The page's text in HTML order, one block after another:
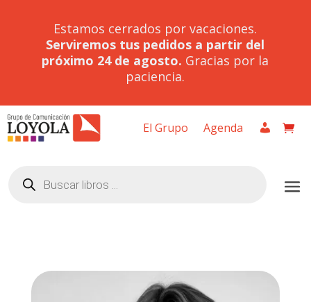
Estamos cerrados por vacaciones.
Serviremos tus pedidos a partir del
próximo 24 de agosto. Gracias por la
paciencia.
El Grupo Agenda
productos